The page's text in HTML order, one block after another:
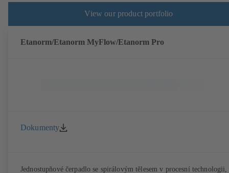
View our product portfolio
Etanorm/Etanorm MyFlow/Etanorm Pro
Dokumenty
Jednostupňové čerpadlo se spirálovým tělesem v procesní technologii,